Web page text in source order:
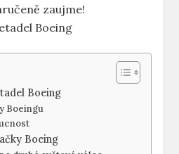
zaujme!
Boeing
Boeingu
​Boeing